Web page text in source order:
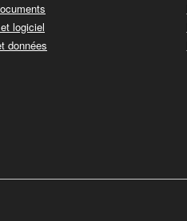
logiciel
données